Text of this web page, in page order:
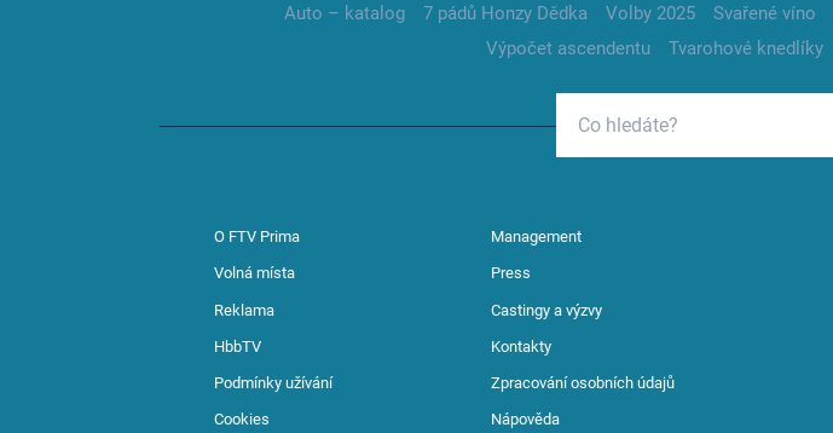
Auto – katalog
7 pádů Honzy Dědka Volby 2025 Svařené víno
Výpočet ascendentu
Tvarohové knedlíky
O FTV Prima Management
Volná místa Press
Reklama Castingy a výzvy
HbbTV Kontakty
Podmínky užívání Zpracování osobních údajů
Cookies Nápověda